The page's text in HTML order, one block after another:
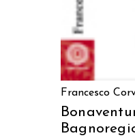
Francesco